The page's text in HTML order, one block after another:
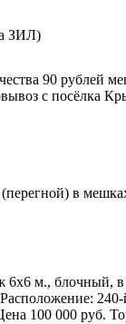
ЗИЛ)
90 рублей
с посёлка
в
6х6 м., блочный,
Расположение:
100 000 руб.